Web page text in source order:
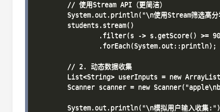
        // 使用Stream API（更简洁）
System.out.println("\n使用Stream筛选高分
        students.stream()
.filter(s -> s.getScore() >=
                .forEach(System.out::println);
        // 2. 动态数据收集
List<String> userInputs = new
Scanner scanner = new
System.out.println("\n模拟用户输入收集